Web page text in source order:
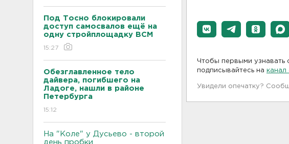
Под Тосно блокировали
доступ самосвалов ещё на
одну стройплощадку ВСМ
15:27
Обезглавленное тело
дайвера, погибшего на
Ладоге, нашли в районе
Петербурга
15:12
На "Коле" у Дусьево - второй
день пробки
Чтобы первыми узнавать
подписывайтесь на канал
Увидели опечатку?